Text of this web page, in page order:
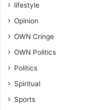
lifestyle
Opinion
OWN Cringe
OWN Politics
Politics
Spiritual
Sports